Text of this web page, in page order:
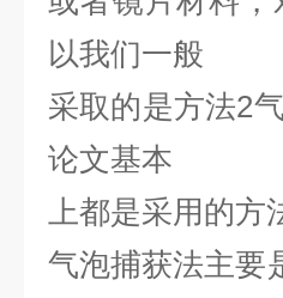
以我们一般
采取的是方法2
论文基本
上都是采用的方
气泡捕获法主要